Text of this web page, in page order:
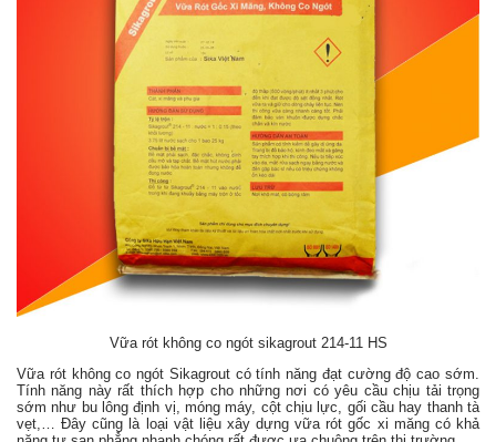
Vữa rót không co ngót sikagrout 214-11 HS
Vữa rót không co ngót Sikagrout có tính năng đạt cường độ cao sớm.
Tính năng này rất thích hợp cho những nơi có yêu cầu chịu tải trọng
sớm như bu lông định vị, móng máy, cột chịu lực, gối cầu hay thanh tà
vẹt,… Đây cũng là loại vật liệu xây dựng vữa rót gốc xi măng có khả